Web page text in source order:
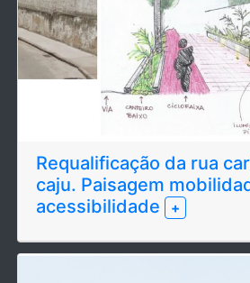
Requalificação da rua
caju. Paisagem
acessibilidade
+